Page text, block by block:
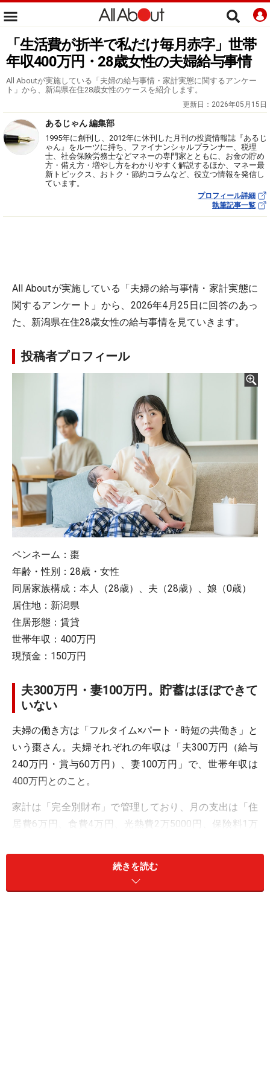
「生活費が折半で私だけ毎月赤字」世帯
年収400万円・28歳女性の夫婦給与事情
All Aboutが実施している「夫婦の給与事情・家計実態に関するアンケー
ト」から、新潟県在住28歳女性のケースを紹介します。
更新日： 2026年05月15日
あるじゃん 編集部
1995年に創刊し、2012年に休刊した月刊の投資情報誌『あるじ
ゃん』をルーツに持ち、ファイナンシャルプランナー、税理
士、社会保険労務士などマネーの専門家とともに、お金の貯め
方・備え方・増やし方をわかりやすく解説するほか、マネー最
新トピックス、おトク・節約コラムなど、役立つ情報を発信し
ています。
プロフィール詳細
執筆記事一覧
All Aboutが実施している「夫婦の給与事情・家計実態に
関するアンケート」から、2026年4月25日に回答のあっ
た、新潟県在住28歳女性の給与事情を見ていきます。
投稿者プロフィール
ペンネーム：棗
年齢・性別：28歳・女性
同居家族構成：本人（28歳）、夫（28歳）、娘（0歳）
居住地：新潟県
住居形態：賃貸
世帯年収：400万円
現預金：150万円
夫300万円・妻100万円。貯蓄はほぼできて
いない
夫婦の働き方は「フルタイム×パート・時短の共働き」と
いう棗さん。夫婦それぞれの年収は「夫300万円（給与
240万円・賞与60万円）、妻100万円」で、世帯年収は
400万円とのこと。
家計は「完全別財布」で管理しており、月の支出は「住
居費6万円、食費4万円、光熱費2万5000円、保険料1万
1万5000円、その他1万円」とのこと。毎月の貯蓄は「ほ
ぼできていない」状況で、貯蓄額は「0～5000円」と言
います。
続きを読む